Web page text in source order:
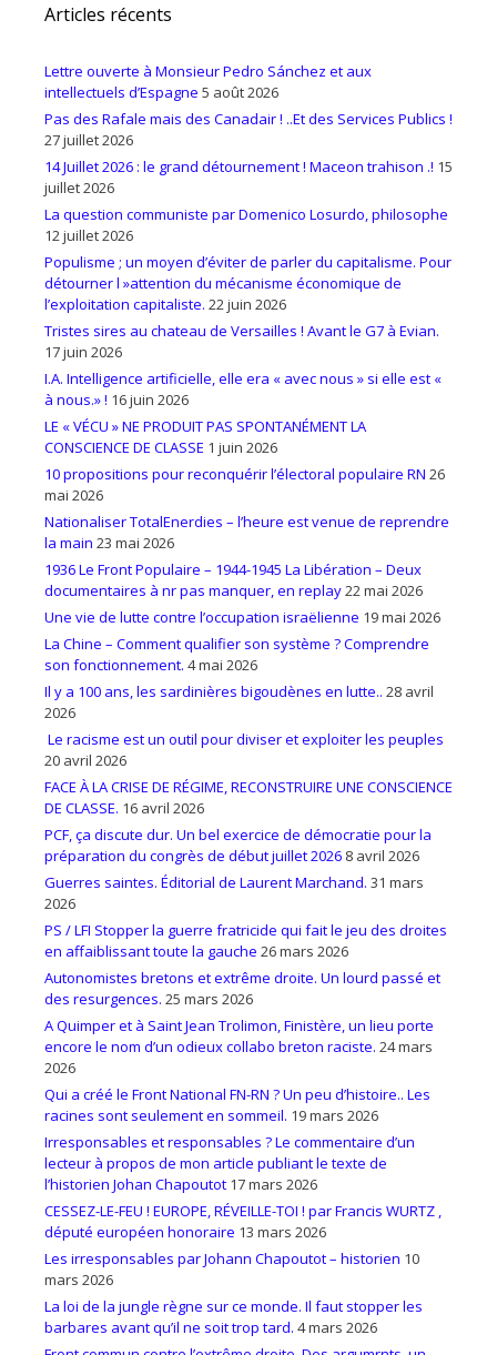
Articles récents
Lettre ouverte à Monsieur Pedro Sánchez et aux
intellectuels d’Espagne 5 août 2026
Pas des Rafale mais des Canadair ! ..Et des Services Publics !
27 juillet 2026
14 Juillet 2026 : le grand détournement ! Maceon trahison .! 15
juillet 2026
La question communiste par Domenico Losurdo, philosophe
12 juillet 2026
Populisme ; un moyen d’éviter de parler du capitalisme. Pour
détourner l »attention du mécanisme économique de
l’exploitation capitaliste. 22 juin 2026
Tristes sires au chateau de Versailles ! Avant le G7 à Evian.
17 juin 2026
I.A. Intelligence artificielle, elle era « avec nous » si elle est «
à nous.» ! 16 juin 2026
LE « VÉCU » NE PRODUIT PAS SPONTANÉMENT LA
CONSCIENCE DE CLASSE 1 juin 2026
10 propositions pour reconquérir l’électoral populaire RN 26
mai 2026
Nationaliser TotalEnerdies – l’heure est venue de reprendre
la main 23 mai 2026
1936 Le Front Populaire – 1944-1945 La Libération – Deux
documentaires à nr pas manquer, en replay22 mai 2026
Une vie de lutte contre l’occupation israëlienne 19 mai 2026
La Chine – Comment qualifier son système ? Comprendre
son fonctionnement. 4 mai 2026
Il y a 100 ans, les sardinières bigoudènes en lutte.. 28 avril
2026
Le racisme est un outil pour diviser et exploiter les peuples
20 avril 2026
FACE À LA CRISE DE RÉGIME, RECONSTRUIRE UNE CONSCIENCE
DE CLASSE. 16 avril 2026
PCF, ça discute dur. Un bel exercice de démocratie pour la
préparation du congrès de début juillet 2026 8 avril 2026
Guerres saintes. Éditorial de Laurent Marchand. 31 mars
2026
PS / LFI Stopper la guerre fratricide qui fait le jeu des droites
en affaiblissant toute la gauche 26 mars 2026
Autonomistes bretons et extrême droite. Un lourd passé et
des resurgences. 25 mars 2026
A Quimper et à Saint Jean Trolimon, Finistère, un lieu porte
encore le nom d’un odieux collabo breton raciste. 24 mars
2026
Qui a créé le Front National FN-RN ? Un peu d’histoire.. Les
racines sont seulement en sommeil. 19 mars 2026
Irresponsables et responsables ? Le commentaire d’un
lecteur à propos de mon article publiant le texte de
l’historien Johan Chapoutot 17 mars 2026
CESSEZ-LE-FEU ! EUROPE, RÉVEILLE-TOI ! par Francis WURTZ ,
député européen honoraire 13 mars 2026
Les irresponsables par Johann Chapoutot – historien 10
mars 2026
La loi de la jungle règne sur ce monde. Il faut stopper les
barbares avant qu’il ne soit trop tard. 4 mars 2026